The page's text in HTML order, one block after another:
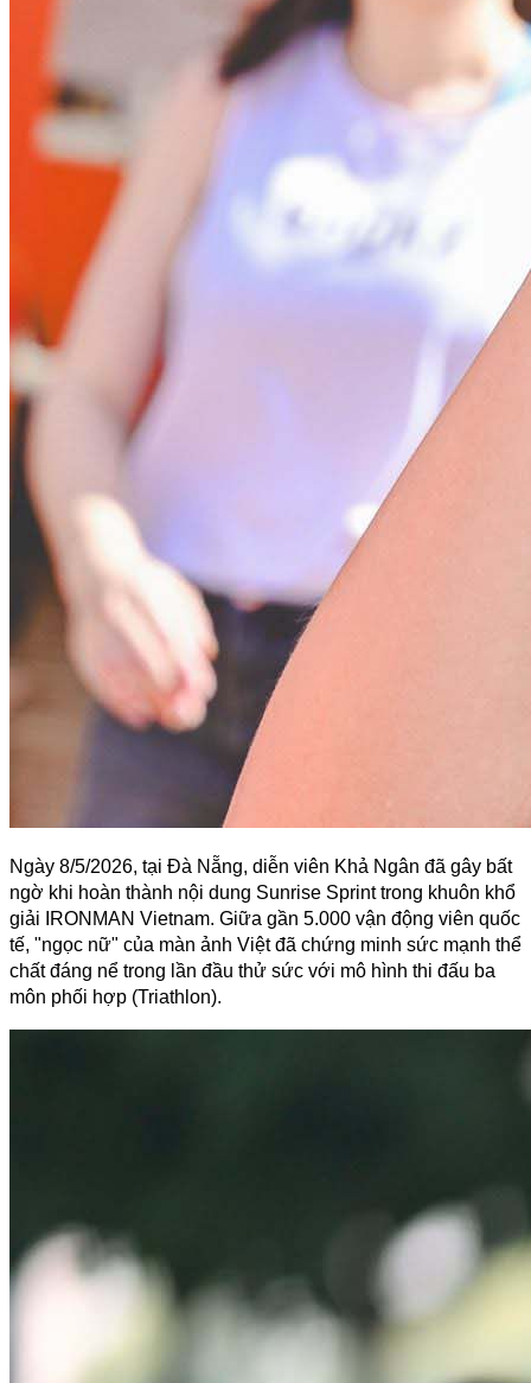
Ngày 8/5/2026, tại Đà Nẵng, diễn viên Khả Ngân đã gây bất
ngờ khi hoàn thành nội dung Sunrise Sprint trong khuôn khổ
giải IRONMAN Vietnam. Giữa gần 5.000 vận động viên quốc
tế, "ngọc nữ" của màn ảnh Việt đã chứng minh sức mạnh thể
chất đáng nể trong lần đầu thử sức với mô hình thi đấu ba
môn phối hợp (Triathlon).